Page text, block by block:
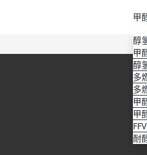
甲
醇
甲
醇
多
多
甲
甲
耐